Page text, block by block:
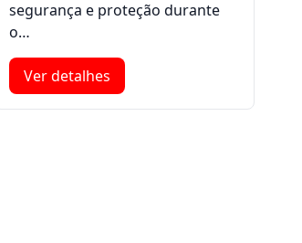
segurança e proteção durante
o…
Ver detalhes